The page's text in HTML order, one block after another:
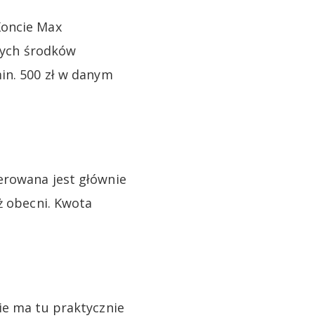
Max
środków
500 zł w danym
jest głównie
obecni. Kwota
ma tu praktycznie